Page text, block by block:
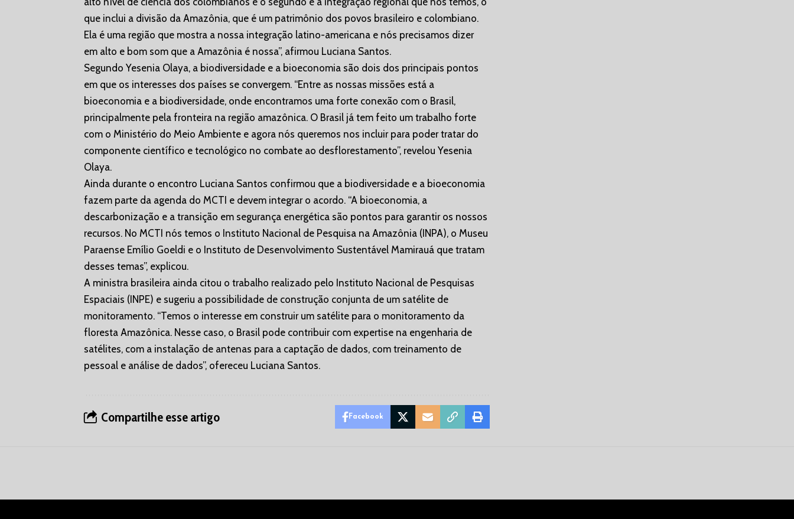
que inclui a divisão da Amazônia, que é um patrimônio dos povos brasileiro e colombiano.
Ela é uma região que mostra a nossa integração latino-americana e nós precisamos dizer
em alto e bom som que a Amazônia é nossa”, afirmou Luciana Santos.
Segundo Yesenia Olaya, a biodiversidade e a bioeconomia são dois dos principais pontos
em que os interesses dos países se convergem. “Entre as nossas missões está a
bioeconomia e a biodiversidade, onde encontramos uma forte conexão com o Brasil,
principalmente pela fronteira na região amazônica. O Brasil já tem feito um trabalho forte
com o Ministério do Meio Ambiente e agora nós queremos nos incluir para poder tratar do
componente científico e tecnológico no combate ao desflorestamento”, revelou Yesenia
Olaya.
Ainda durante o encontro Luciana Santos confirmou que a biodiversidade e a bioeconomia
fazem parte da agenda do MCTI e devem integrar o acordo. “A bioeconomia, a
descarbonização e a transição em segurança energética são pontos para garantir os nossos
recursos. No MCTI nós temos o Instituto Nacional de Pesquisa na Amazônia (INPA), o Museu
Paraense Emílio Goeldi e o Instituto de Desenvolvimento Sustentável Mamirauá que tratam
desses temas”, explicou.
A ministra brasileira ainda citou o trabalho realizado pelo Instituto Nacional de Pesquisas
Espaciais (INPE) e sugeriu a possibilidade de construção conjunta de um satélite de
monitoramento. “Temos o interesse em construir um satélite para o monitoramento da
floresta Amazônica. Nesse caso, o Brasil pode contribuir com expertise na engenharia de
satélites, com a instalação de antenas para a captação de dados, com treinamento de
pessoal e análise de dados”, ofereceu Luciana Santos.
Compartilhe esse artigo Facebook